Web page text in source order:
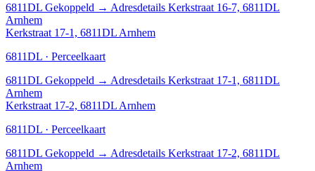
6811DL Gekoppeld → Adresdetails Kerkstraat 16-7, 6811DL
Arnhem
Kerkstraat 17-1, 6811DL Arnhem
6811DL · Perceelkaart
6811DL Gekoppeld → Adresdetails Kerkstraat 17-1, 6811DL
Arnhem
Kerkstraat 17-2, 6811DL Arnhem
6811DL · Perceelkaart
6811DL Gekoppeld → Adresdetails Kerkstraat 17-2, 6811DL
Arnhem